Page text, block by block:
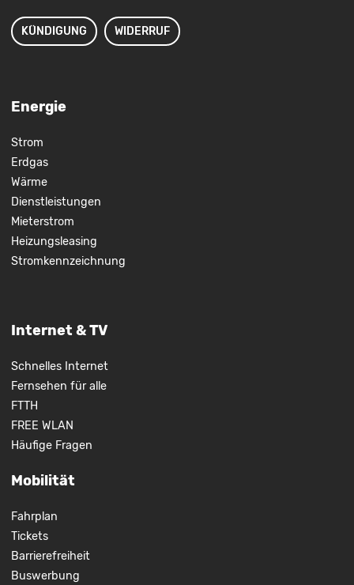
KÜNDIGUNG WIDERRUF
Energie
Strom
Erdgas
Wärme
Dienstleistungen
Mieterstrom
Heizungsleasing
Stromkennzeichnung
Internet & TV
Schnelles Internet
Fernsehen für alle
FTTH
FREE WLAN
Häufige Fragen
Mobilität
Fahrplan
Tickets
Barrierefreiheit
Buswerbung